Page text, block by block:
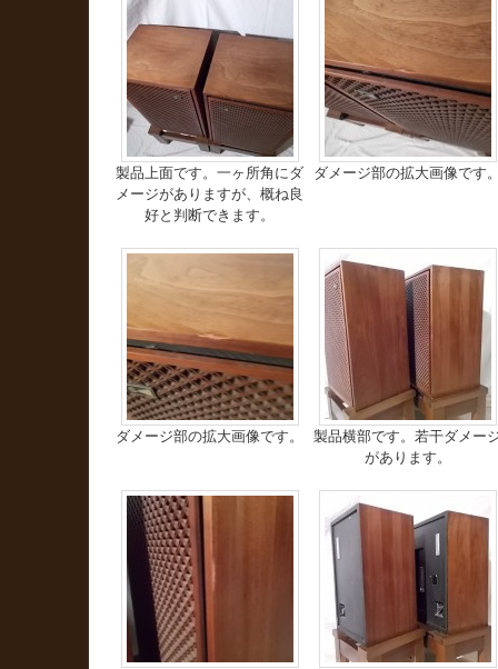
製品上面です。一ヶ所角にダ
メージがありますが、概ね良
好と判断できます。
ダメージ部の拡大画像です
ダメージ部の拡大画像です。
製品横部です。若干ダメー
があります。